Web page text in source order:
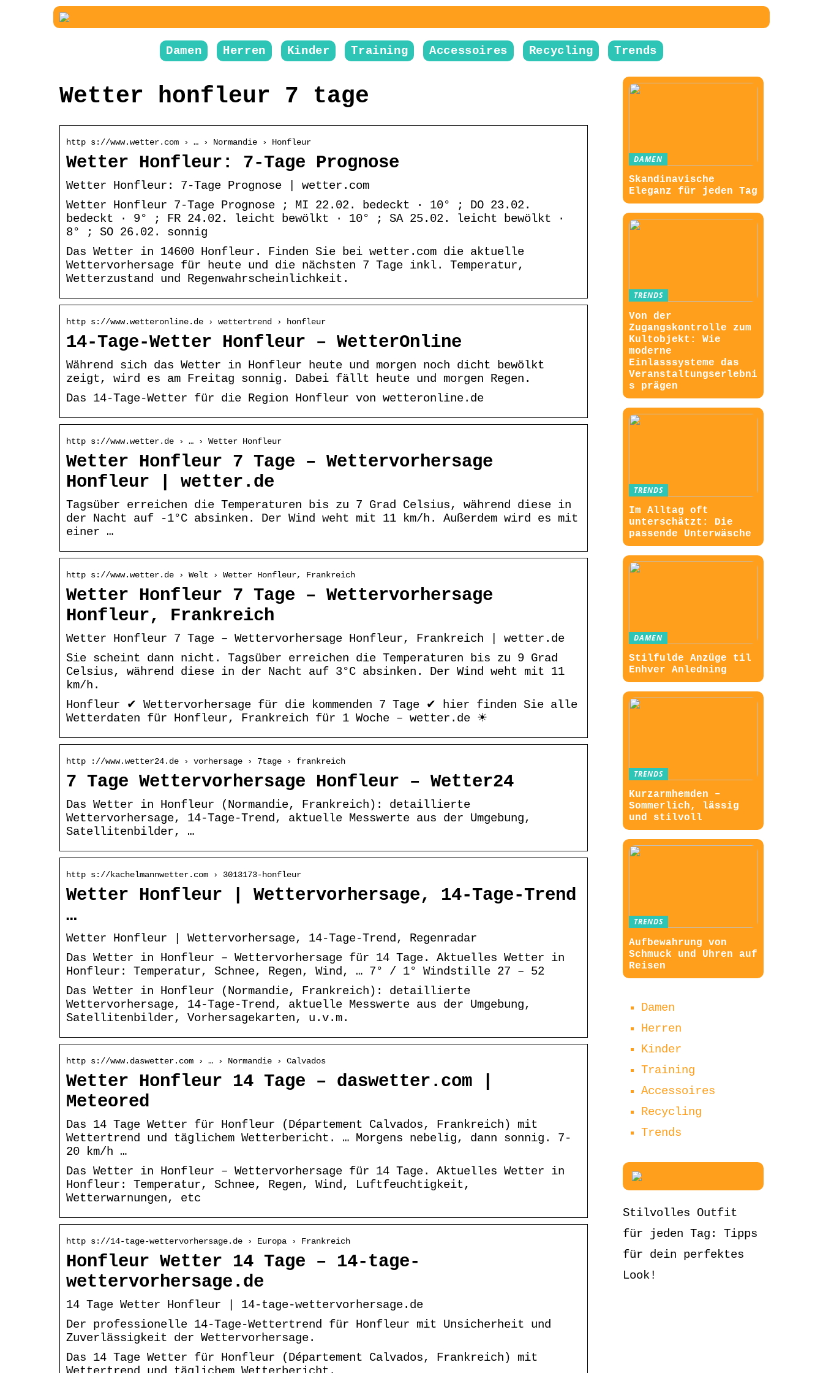
Damen Herren Kinder Training Accessoires Recycling Trends
Wetter honfleur 7 tage
http s://www.wetter.com › … › Normandie › Honfleur
Wetter Honfleur: 7-Tage Prognose
Wetter Honfleur: 7-Tage Prognose | wetter.com
Wetter Honfleur 7-Tage Prognose ; MI 22.02. bedeckt · 10° ; DO 23.02.
bedeckt · 9° ; FR 24.02. leicht bewölkt · 10° ; SA 25.02. leicht bewölkt ·
8° ; SO 26.02. sonnig
Das Wetter in 14600 Honfleur. Finden Sie bei wetter.com die aktuelle
Wettervorhersage für heute und die nächsten 7 Tage inkl. Temperatur,
Wetterzustand und Regenwahrscheinlichkeit.
http s://www.wetteronline.de › wettertrend › honfleur
14-Tage-Wetter Honfleur – WetterOnline
Während sich das Wetter in Honfleur heute und morgen noch dicht bewölkt
zeigt, wird es am Freitag sonnig. Dabei fällt heute und morgen Regen.
Das 14-Tage-Wetter für die Region Honfleur von wetteronline.de
http s://www.wetter.de › … › Wetter Honfleur
Wetter Honfleur 7 Tage – Wettervorhersage
Honfleur | wetter.de
Tagsüber erreichen die Temperaturen bis zu 7 Grad Celsius, während diese in
der Nacht auf -1°C absinken. Der Wind weht mit 11 km/h. Außerdem wird es mit
einer …
http s://www.wetter.de › Welt › Wetter Honfleur, Frankreich
Wetter Honfleur 7 Tage – Wettervorhersage
Honfleur, Frankreich
Wetter Honfleur 7 Tage – Wettervorhersage Honfleur, Frankreich | wetter.de
Sie scheint dann nicht. Tagsüber erreichen die Temperaturen bis zu 9 Grad
Celsius, während diese in der Nacht auf 3°C absinken. Der Wind weht mit 11
km/h.
Honfleur ✔ Wettervorhersage für die kommenden 7 Tage ✔ hier finden Sie alle
Wetterdaten für Honfleur, Frankreich für 1 Woche – wetter.de ☀
http ://www.wetter24.de › vorhersage › 7tage › frankreich
7 Tage Wettervorhersage Honfleur – Wetter24
Das Wetter in Honfleur (Normandie, Frankreich): detaillierte
Wettervorhersage, 14-Tage-Trend, aktuelle Messwerte aus der Umgebung,
Satellitenbilder, …
http s://kachelmannwetter.com › 3013173-honfleur
Wetter Honfleur | Wettervorhersage, 14-Tage-Trend
…
Wetter Honfleur | Wettervorhersage, 14-Tage-Trend, Regenradar
Das Wetter in Honfleur – Wettervorhersage für 14 Tage. Aktuelles Wetter in
Honfleur: Temperatur, Schnee, Regen, Wind, … 7° / 1° Windstille 27 – 52
Das Wetter in Honfleur (Normandie, Frankreich): detaillierte
Wettervorhersage, 14-Tage-Trend, aktuelle Messwerte aus der Umgebung,
Satellitenbilder, Vorhersagekarten, u.v.m.
http s://www.daswetter.com › … › Normandie › Calvados
Wetter Honfleur 14 Tage – daswetter.com |
Meteored
Das 14 Tage Wetter für Honfleur (Département Calvados, Frankreich) mit
Wettertrend und täglichem Wetterbericht. … Morgens nebelig, dann sonnig. 7-
20 km/h …
Das Wetter in Honfleur – Wettervorhersage für 14 Tage. Aktuelles Wetter in
Honfleur: Temperatur, Schnee, Regen, Wind, Luftfeuchtigkeit,
Wetterwarnungen, etc
http s://14-tage-wettervorhersage.de › Europa › Frankreich
Honfleur Wetter 14 Tage – 14-tage-
wettervorhersage.de
14 Tage Wetter Honfleur | 14-tage-wettervorhersage.de
Der professionelle 14-Tage-Wettertrend für Honfleur mit Unsicherheit und
Zuverlässigkeit der Wettervorhersage.
Das 14 Tage Wetter für Honfleur (Département Calvados, Frankreich) mit
DAMEN
Skandinavische
Eleganz für jeden Tag
TRENDS
Von der
Zugangskontrolle zum
Kultobjekt: Wie
moderne
Einlasssysteme das
Veranstaltungserlebni
s prägen
TRENDS
Im Alltag oft
unterschätzt: Die
passende Unterwäsche
DAMEN
Stilfulde Anzüge til
Enhver Anledning
TRENDS
Kurzarmhemden –
Sommerlich, lässig
und stilvoll
TRENDS
Aufbewahrung von
Schmuck und Uhren auf
Reisen
Damen
Herren
Kinder
Training
Accessoires
Recycling
Trends
Stilvolles Outfit
für jeden Tag: Tipps
für dein perfektes
Look!